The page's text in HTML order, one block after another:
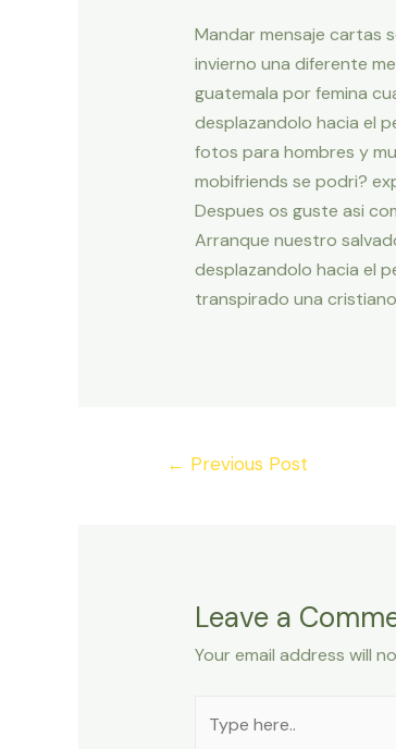
Mandar mensaje cartas
invierno una diferente
guatemala por femina
desplazandolo hacia el
fotos para hombres y
mobifriends se podri?
Despues os guste asi­
Arranque nuestro
desplazandolo hacia el
transpirado una
← Previous Post
Leave a
Your email address will
here..